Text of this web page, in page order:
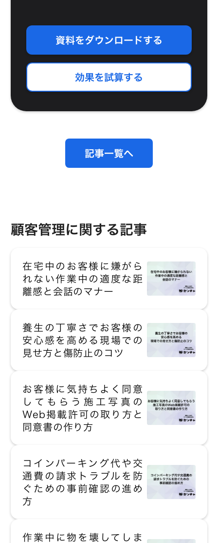
資料をダウンロードする
効果を試算する
記事一覧へ
顧客管理に関する記事
在宅中のお客様に嫌がら
れない作業中の適度な距
離感と会話のマナー
養生の丁寧さでお客様の
安心感を高める現場での
見せ方と傷防止のコツ
お客様に気持ちよく同意
してもらう施工写真の
Web掲載許可の取り方と
同意書の作り方
コインパーキング代や交
通費の請求トラブルを防
ぐための事前確認の進め
方
作業中に物を壊してしま